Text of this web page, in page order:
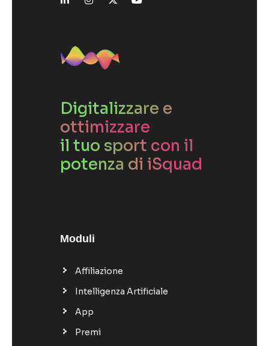
Digitalizzare e
ottimizzare
il tuo sport con il
potenza di iSquad
Moduli
Affiliazione
Intelligenza Artificiale
App
Premi